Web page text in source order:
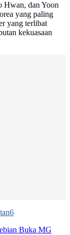
Hwan, dan Yoon
yang paling
yang terlibat
kekuasaan
Buka MG